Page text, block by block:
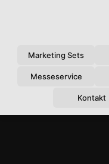
Marketing Sets
Messeservice
Kontakt